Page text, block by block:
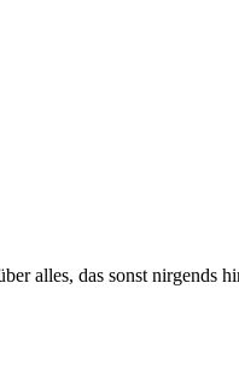
alles, das sonst nirgends